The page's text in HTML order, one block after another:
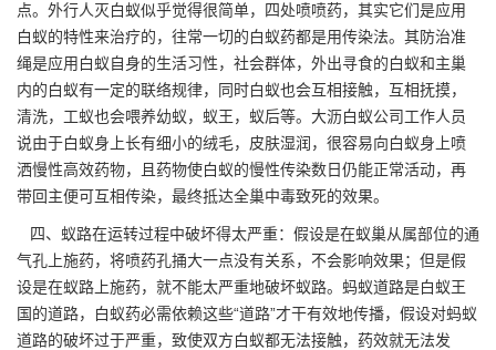
点。外行人灭白蚁似乎觉得很简单，四处喷喷药，其实它们是应用
白蚁的特性来治疗的，往常一切的白蚁药都是用传染法。其防治准
绳是应用白蚁自身的生活习性，社会群体，外出寻食的白蚁和主巢
内的白蚁有一定的联络规律，同时白蚁也会互相接触，互相抚摸，
清洗，工蚁也会喂养幼蚁，蚁王，蚁后等。大沥白蚁公司工作人员
说由于白蚁身上长有细小的绒毛，皮肤湿润，很容易向白蚁身上喷
洒慢性高效药物，且药物使白蚁的慢性传染数日仍能正常活动，再
带回主便可互相传染，最终抵达全巢中毒致死的效果。
四、蚁路在运转过程中破坏得太严重：假设是在蚁巢从属部位的通
气孔上施药，将喷药孔捅大一点没有关系，不会影响效果；但是假
设是在蚁路上施药，就不能太严重地破坏蚁路。蚂蚁道路是白蚁王
国的道路，白蚁药必需依赖这些“道路”才干有效地传播，假设对蚂蚁
道路的破坏过于严重，致使双方白蚁都无法接触，药效就无法发